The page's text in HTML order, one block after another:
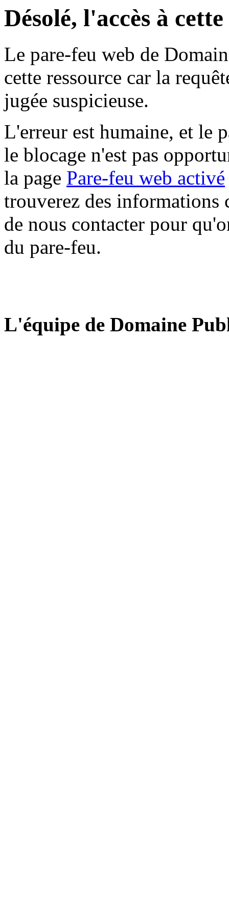
Désolé, l'accès à
Le pare-feu web de
cette ressource car la
jugée suspicieuse.
L'erreur est humaine, et le
le blocage n'est pas
la page Pare-feu web activé
trouverez des informations
de nous contacter pour
du pare-feu.
L'équipe de Domaine